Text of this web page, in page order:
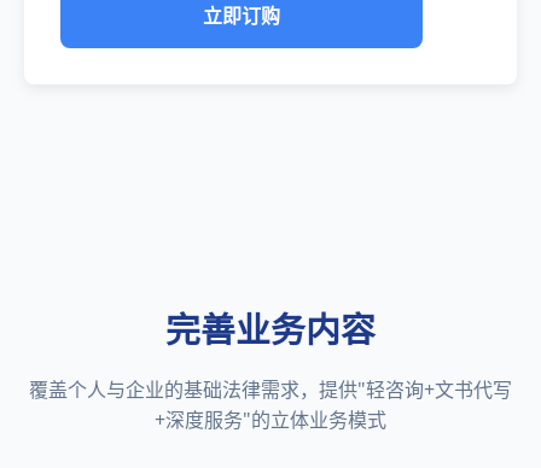
立即订购
完善业务内容
覆盖个人与企业的基础法律需求，提供"轻咨询+文书代写
+深度服务"的立体业务模式